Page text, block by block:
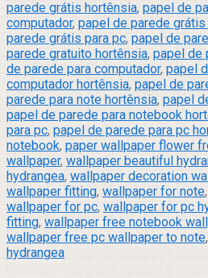
parede grátis hortênsia, papel de
computador, papel de parede
parede grátis para pc, papel de
parede gratuito hortênsia, papel de
de parede para computador, papel
computador hortênsia, papel de
parede para note hortênsia, papel
papel de parede para notebook
para pc, papel de parede para pc
notebook, paper wallpaper flower
wallpaper, wallpaper beautiful
hydrangea, wallpaper decoration
wallpaper fitting, wallpaper for note,
wallpaper for pc, wallpaper for pc
fitting, wallpaper free notebook
wallpaper free pc wallpaper to note,
hydrangea